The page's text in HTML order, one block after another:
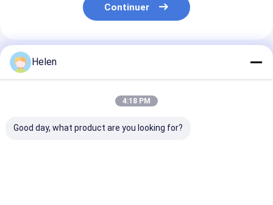
Continuer
Produits Recommandés
Helen
4:18 PM
Good day, what product are you looking for?